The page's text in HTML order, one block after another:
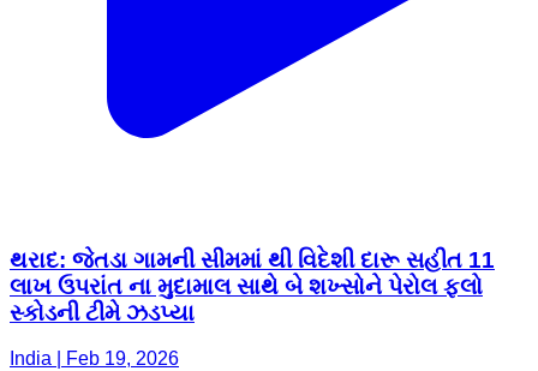
થરાદ: જેતડા ગામની સીમમાં થી વિદેશી દારૂ સહીત 11
લાખ ઉપરાંત ના મુદામાલ સાથે બે શખ્સોને પેરોલ ફલો
સ્કોડની ટીમે ઝડપ્યા
India | Feb 19, 2026